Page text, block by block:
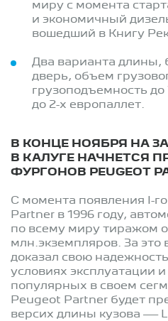
миру с момента
и экономичный
вошедший в Книгу
Два варианта длины,
дверь, объем
грузоподъемность до
до 2-х европаллет.
В КОНЦЕ НОЯБРЯ НА
В КАЛУГЕ НАЧНЕТСЯ
ФУРГОНОВ PEUGEOT
С момента появления I-
Partner в 1996 году,
по всему миру тиражом
млн.экземпляров. За это
доказал свою
условиях эксплуатации
популярных в своем
Peugeot Partner будет
версих длины кузова —